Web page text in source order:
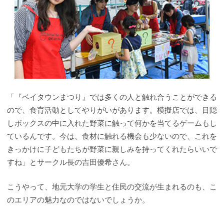
「『ベイタウンまつり』では多くの人と触れ合うことができる
ので、食育活動としてやりがいがあります。模擬店では、目隠
しボックスの中に入れた野菜に触って何かを当てるゲームもし
ているんです。今は、食材に触れる機会も少ないので、これを
きっかけに子どもたちが野菜に親しみを持ってくれたらいいで
すね」とサークル長の吉田優希さん。
こうやって、地元大学の学生と住民の交流が生まれるのも、こ
のエリアの魅力なのではないでしょうか。